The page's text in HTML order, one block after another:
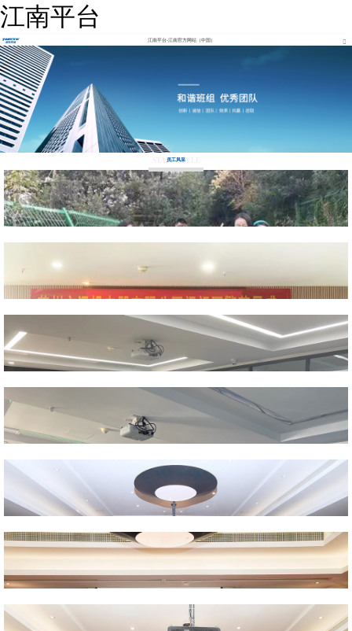
江南平台
江南平台-江南官方网站（中国）
STAFF STYLE
员工风采